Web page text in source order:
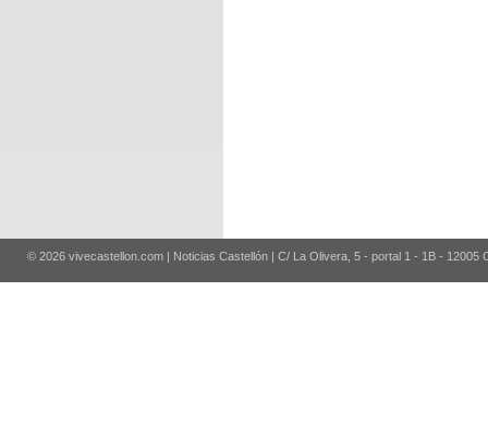
© 2026 vivecastellon.com | Noticias Castellón | C/ La Olivera, 5 - portal 1 - 1B - 12005